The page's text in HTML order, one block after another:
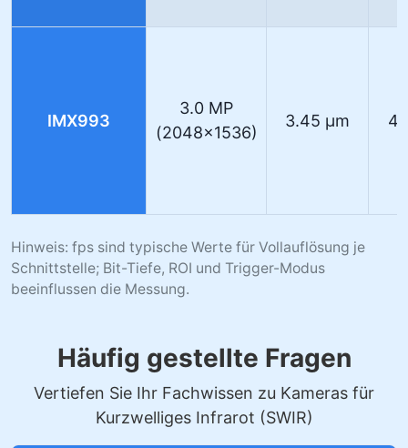
IMX993
3.0 MP
(2048×1536)
3.45 µm
Hinweis: fps sind typische Werte für Vollauflösung je
Schnittstelle; Bit-Tiefe, ROI und Trigger-Modus
beeinflussen die Messung.
Häufig gestellte Fragen
Vertiefen Sie Ihr Fachwissen zu Kameras für
Kurzwelliges Infrarot (SWIR)